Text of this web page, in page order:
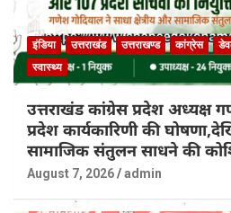
इंडिया उत्तराखंड उत्तराखण्ड कांग्रेस
स्वास्थ्य
उत्तराखंड कांग्रेस प्रदेश अध्यक्ष
प्रदेश कार्यकारिणी की
सामाजिक संतुलन साधने की
August 7, 2026 admin